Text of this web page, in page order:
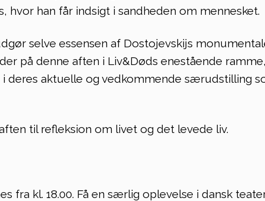
Til skoleelever og
han får indsigt i sandheden om mennesket.
selve essensen af Dostojevskijs
på denne aften i Liv&Døds enestående
i deres aktuelle og vedkommende særudstilling
til refleksion om livet og det levede liv.
fra kl. 18.00. Få en særlig oplevelse i dansk